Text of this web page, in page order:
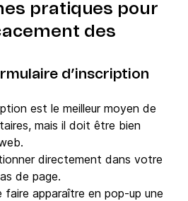
pratiques pour
des
d’inscription
est le meilleur moyen de
mais il doit être bien
directement dans votre
de page.
faire apparaître en pop-up une